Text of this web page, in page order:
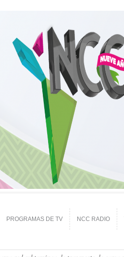
PROGRAMAS DE TV NCC RADIO